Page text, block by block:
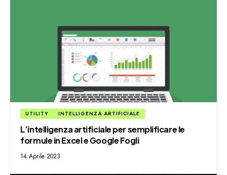
UTILITY INTELLIGENZA ARTIFICIALE
L’intelligenza artificiale per semplificare le
formule in Excel e Google Fogli
14 Aprile 2023